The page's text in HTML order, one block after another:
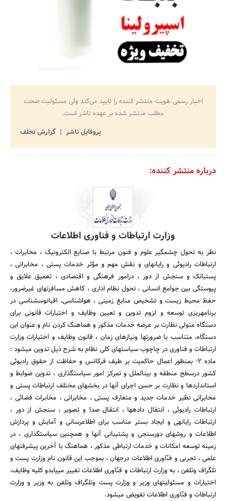
اخبار رسمی هویت منتشر کننده را تایید می‌کند ولی مسئولیت صحت
مطلب منتشر شده بر عهده ناشر است.
پروفایل ناشر
گزارش تخلف
درباره منتشر کننده:
وزارت ارتباطات و فناوری اطلاعات
نظر به تحول چشمگیر علوم و فنون مرتبط با صنایع الکترونیک ، مخابرات ،
ارتباطات رادیوئی و رایانه‎ای و نقش مهم و مؤثر خدمات پستی ، مخابراتی ،
پست‎بانک و سنجش از دور ، درامور فرهنگی و اقتصادی ، تعمیق علایق و
پیوستگی بین جوامع انسانی ، تحول نظام اداری ، کاهش مسافرتهای غیرضرور،
حفظ محیط زیست و تشخیص منابع زمینی ، هواشناسی، اقیانوس‎شناسی در
برنامه‎ریزی توسعه و لزوم تدوین و تعیین وظایف و اختیارات قانونی برای
دستگاه متولی نظارت بر عرضه خدمات مذکور و هماهنگ کردن نام و عنوان این
دستگاه، متناسب با ضرورتها ونیازهای زمان ، قانون وظایف و اختیارات وزارت
ارتباطات و فناوری در چاچوب سیاستهای کلی نظام به شرح ذیل تدوین می‎شود :
ماده 2- بمنظور اعمال حاکمیت بر طیف فرکانس و حفاظت از حقوق رادیوئی
کشور درسطح منطقه و بین‎الملل و تمرکز امور سیاستگذاری ، تدوین ضوابط و
استانداردها و نظارت بر حسن اجرای آنها در بخشهای مختلف ارتباطات پستی و
مخابراتی نظیر خدمات جدید و متعارف پستی ، مخابراتی ، مخابرات فضائی ،
ارتباطات رادیوئی ، انتقال داده‎ها ، انتقال صدا و تصویر ، سنجش از دور ،
ارتباطات رایانه‎ی و ایجاد بستر مناسب برای اطلاع‎رسانی و آمایش و پردازش
اطلاعات و روشهای دورسنجی و پشتیبانی آنها و همچنین سیاستگذاری ، در
زمینه توسعه امکانات و خدمات ارتباطی مذکور ، هماهنگ با آخرین پیشرفتهای
علمی ، تجربی و فنّاوری اطلاعات درجهان ، بموجب این قانون نام وزارت پست و
تلگراف وتلفن ، به وزارت ارتباطات و فنّاوری اطلاعات تغییر می‎یابدو کلیه وظایف،
اختیارات و مسئولیتهای وزیر و وزارت پست وتلگراف وتلفن به وزیر و وزارت
ارتباطات و فنّاوری اطلاعات تفویض می‎شود.